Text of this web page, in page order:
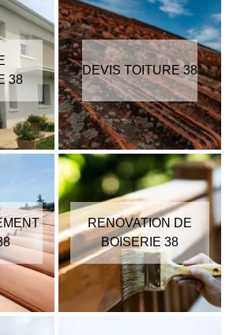
38
DEVIS TOITURE 38
RENOVATION DE
BOISERIE 38